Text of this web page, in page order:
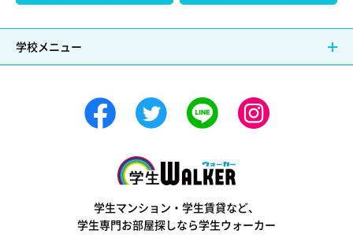
学校メニュー
学生マンション・学生賃貸など、
学生専門お部屋探しなら学生ウォーカー